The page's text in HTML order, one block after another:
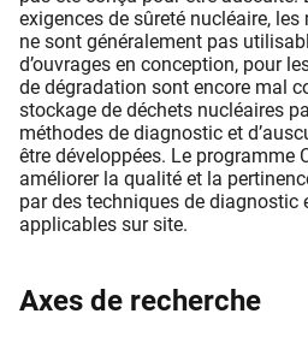
exigences de sûreté nucléaire,
ne sont généralement pas
d’ouvrages en conception, pour
de dégradation sont encore mal
stockage de déchets nucléaires
méthodes de diagnostic et
être développées. Le programme
améliorer la qualité et la
par des techniques de diagnostic
applicables sur site.
Axes de recherche